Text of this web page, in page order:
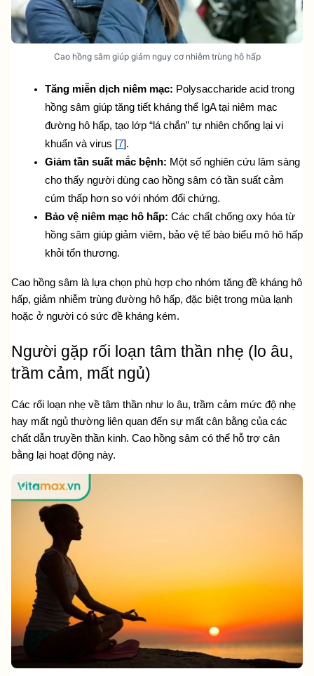
Cao hồng sâm giúp giảm nguy cơ nhiễm trùng hô hấp
Tăng miễn dịch niêm mạc: Polysaccharide acid trong
hồng sâm giúp tăng tiết kháng thể IgA tại niêm mạc
đường hô hấp, tạo lớp “lá chắn” tự nhiên chống lại vi
khuẩn và virus [7].
Giảm tần suất mắc bệnh: Một số nghiên cứu lâm sàng
cho thấy người dùng cao hồng sâm có tần suất cảm
cúm thấp hơn so với nhóm đối chứng.
Bảo vệ niêm mạc hô hấp: Các chất chống oxy hóa từ
hồng sâm giúp giảm viêm, bảo vệ tế bào biểu mô hô hấp
khỏi tổn thương.
Cao hồng sâm là lựa chọn phù hợp cho nhóm tăng đề kháng hô
hấp, giảm nhiễm trùng đường hô hấp, đặc biệt trong mùa lạnh
hoặc ở người có sức đề kháng kém.
Người gặp rối loạn tâm thần nhẹ (lo âu,
trầm cảm, mất ngủ)
Các rối loạn nhẹ về tâm thần như lo âu, trầm cảm mức độ nhẹ
hay mất ngủ thường liên quan đến sự mất cân bằng của các
chất dẫn truyền thần kinh. Cao hồng sâm có thể hỗ trợ cân
bằng lại hoạt động này.